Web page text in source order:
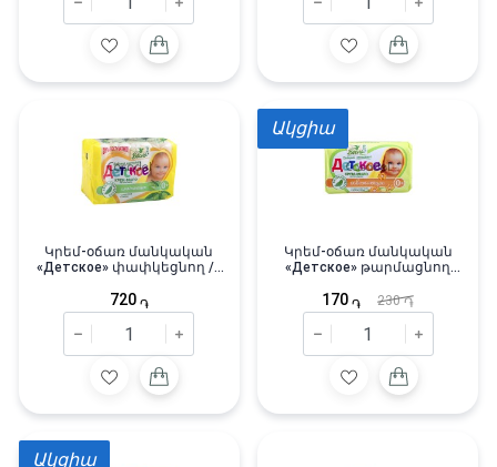
Կրեմ-օճառ մանկական
«Детское» փափկեցնող /4
720 ֏
Կրեմ-օճառ մանկական
«Детское» թարմացնող
170 ֏ 230֏
Ակցիա
Ակցիա